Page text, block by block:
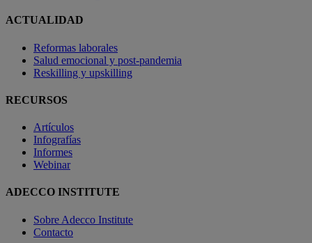
ACTUALIDAD
Reformas laborales
Salud emocional y post-pandemia
Reskilling y upskilling
RECURSOS
Artículos
Infografías
Informes
Webinar
ADECCO INSTITUTE
Sobre Adecco Institute
Contacto